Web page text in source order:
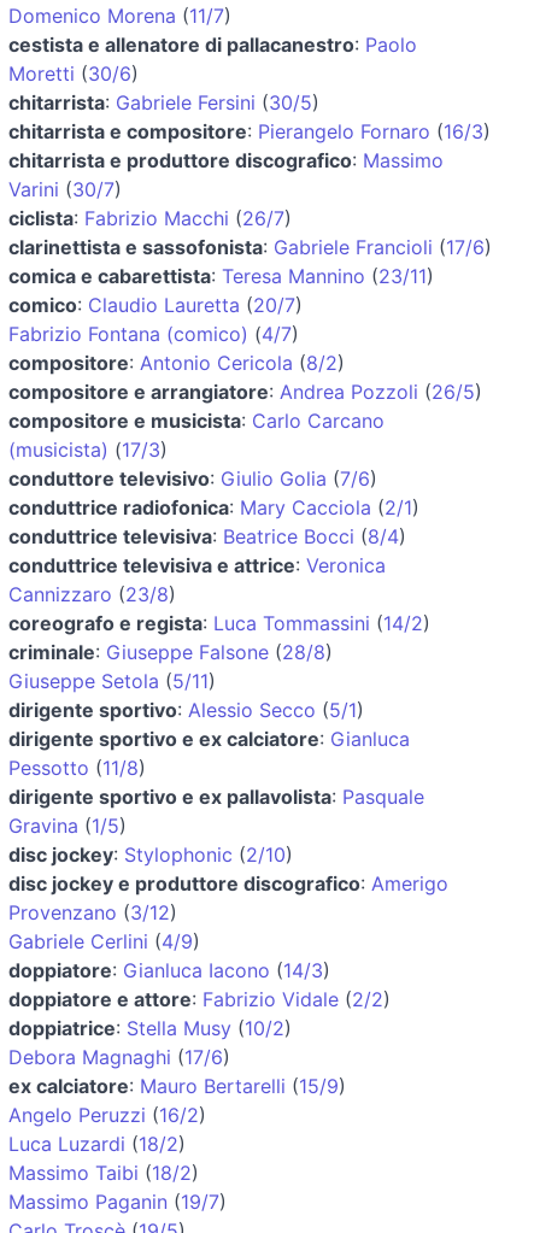
Domenico Morena (11/7)
cestista e allenatore di pallacanestro: Paolo
Moretti (30/6)
chitarrista: Gabriele Fersini (30/5)
chitarrista e compositore: Pierangelo Fornaro (16/3)
chitarrista e produttore discografico: Massimo
Varini (30/7)
ciclista: Fabrizio Macchi (26/7)
clarinettista e sassofonista: Gabriele Francioli (17/6)
comica e cabarettista: Teresa Mannino (23/11)
comico: Claudio Lauretta (20/7)
Fabrizio Fontana (comico) (4/7)
compositore: Antonio Cericola (8/2)
compositore e arrangiatore: Andrea Pozzoli (26/5)
compositore e musicista: Carlo Carcano
(musicista) (17/3)
conduttore televisivo: Giulio Golia (7/6)
conduttrice radiofonica: Mary Cacciola (2/1)
conduttrice televisiva: Beatrice Bocci (8/4)
conduttrice televisiva e attrice: Veronica
Cannizzaro (23/8)
coreografo e regista: Luca Tommassini (14/2)
criminale: Giuseppe Falsone (28/8)
Giuseppe Setola (5/11)
dirigente sportivo: Alessio Secco (5/1)
dirigente sportivo e ex calciatore: Gianluca
Pessotto (11/8)
dirigente sportivo e ex pallavolista: Pasquale
Gravina (1/5)
disc jockey: Stylophonic (2/10)
disc jockey e produttore discografico: Amerigo
Provenzano (3/12)
Gabriele Cerlini (4/9)
doppiatore: Gianluca Iacono (14/3)
doppiatore e attore: Fabrizio Vidale (2/2)
doppiatrice: Stella Musy (10/2)
Debora Magnaghi (17/6)
ex calciatore: Mauro Bertarelli (15/9)
Angelo Peruzzi (16/2)
Luca Luzardi (18/2)
Massimo Taibi (18/2)
Massimo Paganin (19/7)